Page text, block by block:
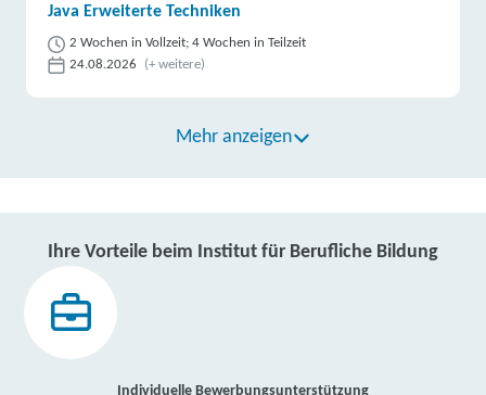
Java Erweiterte Techniken
2 Wochen in Vollzeit; 4 Wochen in Teilzeit
24.08.2026
(+ weitere)
Mehr anzeigen
Ihre Vorteile beim Institut für Berufliche Bildung
Individuelle Bewerbungsunterstützung